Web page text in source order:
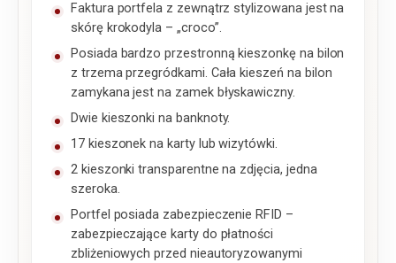
Faktura portfela z zewnątrz stylizowana jest na
skórę krokodyla – „croco”.
Posiada bardzo przestronną kieszonkę na bilon
z trzema przegródkami. Cała kieszeń na bilon
zamykana jest na zamek błyskawiczny.
Dwie kieszonki na banknoty.
17 kieszonek na karty lub wizytówki.
2 kieszonki transparentne na zdjęcia, jedna
szeroka.
Portfel posiada zabezpieczenie RFID –
zabezpieczające karty do płatności
zbliżeniowych przed nieautoryzowanymi